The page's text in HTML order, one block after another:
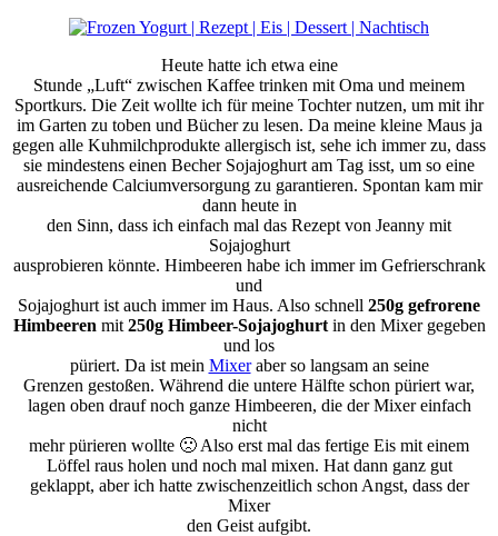
Heute hatte ich etwa eine
Stunde „Luft“ zwischen Kaffee trinken mit Oma und meinem
Sportkurs. Die Zeit wollte ich für meine Tochter nutzen, um mit ihr
im Garten zu toben und Bücher zu lesen. Da meine kleine Maus ja
gegen alle Kuhmilchprodukte allergisch ist, sehe ich immer zu, dass
sie mindestens einen Becher Sojajoghurt am Tag isst, um so eine
ausreichende Calciumversorgung zu garantieren. Spontan kam mir
dann heute in
den Sinn, dass ich einfach mal das Rezept von Jeanny mit
Sojajoghurt
ausprobieren könnte. Himbeeren habe ich immer im Gefrierschrank
und
Sojajoghurt ist auch immer im Haus. Also schnell 250g gefrorene
Himbeeren mit250g Himbeer-Sojajoghurt in den Mixer gegeben
und los
püriert. Da ist mein Mixeraber so langsam an seine
Grenzen gestoßen. Während die untere Hälfte schon püriert war,
lagen oben drauf noch ganze Himbeeren, die der Mixer einfach
nicht
mehr pürieren wollte 🙁 Also erst mal das fertige Eis mit einem
Löffel raus holen und noch mal mixen. Hat dann ganz gut
geklappt, aber ich hatte zwischenzeitlich schon Angst, dass der
Mixer
den Geist aufgibt.